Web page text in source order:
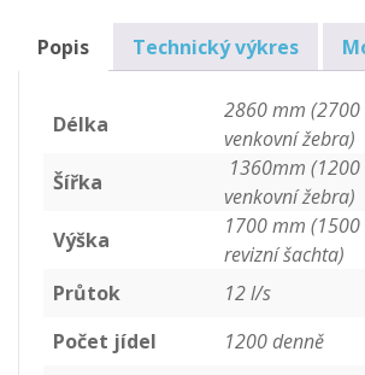
Popis Technický výkres
Délka
2860 mm
venkovní žebra)
Šířka
1360mm
venkovní žebra)
Výška
1700 mm
revizní šachta)
Průtok
12 l/s
Počet jídel
1200 denně